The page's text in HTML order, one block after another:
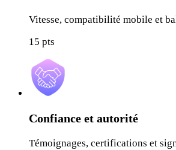
Vitesse, compatibilité mobile et
15 pts
Confiance et autorité
Témoignages, certifications et